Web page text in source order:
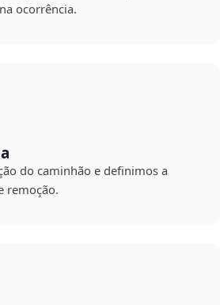
ocorrência.
do caminhão e definimos a
remoção.